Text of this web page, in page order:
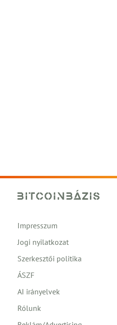
Impresszum
Jogi nyilatkozat
Szerkesztői politika
ÁSZF
AI irányelvek
Rólunk